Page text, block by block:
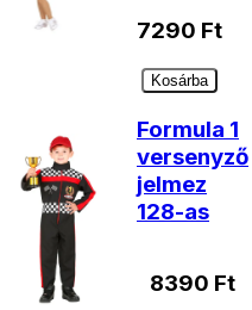
7290 Ft
Kosárba
Formula 1
versenyző
jelmez
128-as
8390 Ft